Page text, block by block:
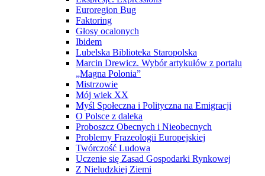
Euroregion Bug
Faktoring
Głosy ocalonych
Ibidem
Lubelska Biblioteka Staropolska
Marcin Drewicz. Wybór artykułów z portalu
„Magna Polonia”
Mistrzowie
Mój wiek XX
Myśl Społeczna i Polityczna na Emigracji
O Polsce z daleka
Proboszcz Obecnych i Nieobecnych
Problemy Frazeologii Europejskiej
Twórczość Ludowa
Uczenie się Zasad Gospodarki Rynkowej
Z Nieludzkiej Ziemi